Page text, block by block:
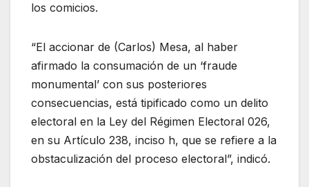
los comicios.
“El accionar de (Carlos) Mesa, al haber
afirmado la consumación de un ‘fraude
monumental’ con sus posteriores
consecuencias, está tipificado como un delito
electoral en la Ley del Régimen Electoral 026,
en su Artículo 238, inciso h, que se refiere a la
obstaculización del proceso electoral”, indicó.